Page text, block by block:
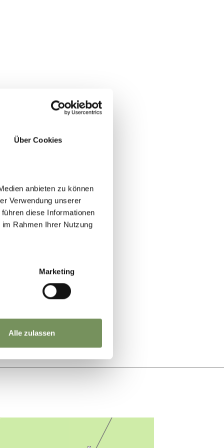
Über Cookies
anbieten zu können
Verwendung unserer
diese Informationen
Rahmen Ihrer Nutzung
Marketing
Alle zulassen